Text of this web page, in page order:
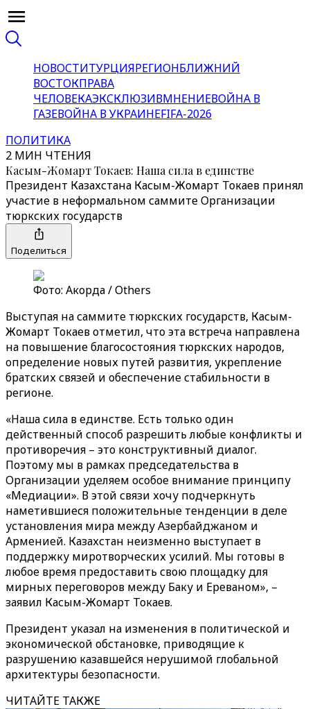
НОВОСТИТУРЦИЯРЕГИОНБЛИЖНИЙ
ВОСТОКПРАВА
ЧЕЛОВЕКАЭКСКЛЮЗИВМНЕНИЕВОЙНА В
ГАЗЕВОЙНА В УКРАИНЕFIFA-2026
ПОЛИТИКА
2 МИН ЧТЕНИЯ
Касым-Жомарт Токаев: Наша сила в единстве
Президент Казахстана Касым-Жомарт Токаев принял
участие в неформальном саммите Организации
тюркских государств
Поделиться
Фото: Акорда / Others
Выступая на саммите тюркских государств, Касым-
Жомарт Токаев отметил, что эта встреча направлена
на повышение благосостояния тюркских народов,
определение новых путей развития, укрепление
братских связей и обеспечение стабильности в
регионе.
«Наша сила в единстве. Есть только один
действенный способ разрешить любые конфликты и
противоречия – это конструктивный диалог.
Поэтому мы в рамках председательства в
Организации уделяем особое внимание принципу
«Медиации». В этой связи хочу подчеркнуть
наметившиеся положительные тенденции в деле
установления мира между Азербайджаном и
Арменией. Казахстан неизменно выступает в
поддержку миротворческих усилий. Мы готовы в
любое время предоставить свою площадку для
мирных переговоров между Баку и Ереваном», –
заявил Касым-Жомарт Токаев.
Президент указал на изменения в политической и
экономической обстановке, приводящие к
разрушению казавшейся нерушимой глобальной
архитектуры безопасности.
ЧИТАЙТЕ ТАКЖЕ